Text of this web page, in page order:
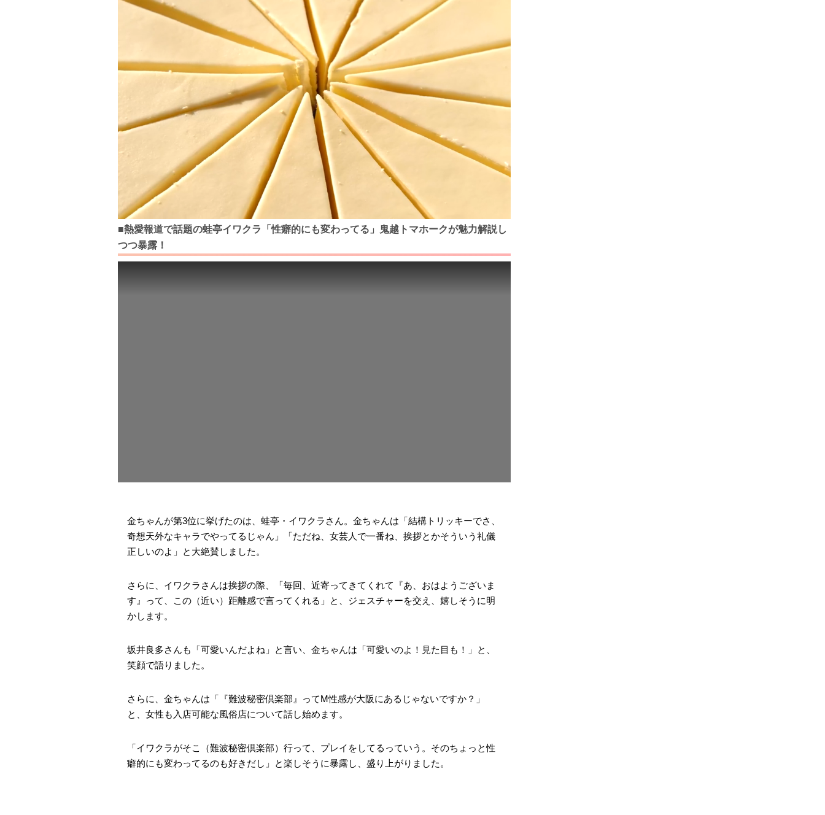
■熱愛報道で話題の蛙亭イワクラ「性癖的にも変わってる」鬼越トマホークが魅力解説し
つつ暴露！
金ちゃんが第3位に挙げたのは、蛙亭・イワクラさん。金ちゃんは「結構トリッキーでさ、
奇想天外なキャラでやってるじゃん」「ただね、女芸人で一番ね、挨拶とかそういう礼儀
正しいのよ」と大絶賛しました。
さらに、イワクラさんは挨拶の際、「毎回、近寄ってきてくれて『あ、おはようございま
す』って、この（近い）距離感で言ってくれる」と、ジェスチャーを交え、嬉しそうに明
かします。
坂井良多さんも「可愛いんだよね」と言い、金ちゃんは「可愛いのよ！見た目も！」と、
笑顔で語りました。
さらに、金ちゃんは「『難波秘密倶楽部』ってM性感が大阪にあるじゃないですか？」
と、女性も入店可能な風俗店について話し始めます。
「イワクラがそこ（難波秘密倶楽部）行って、プレイをしてるっていう。そのちょっと性
癖的にも変わってるのも好きだし」と楽しそうに暴露し、盛り上がりました。